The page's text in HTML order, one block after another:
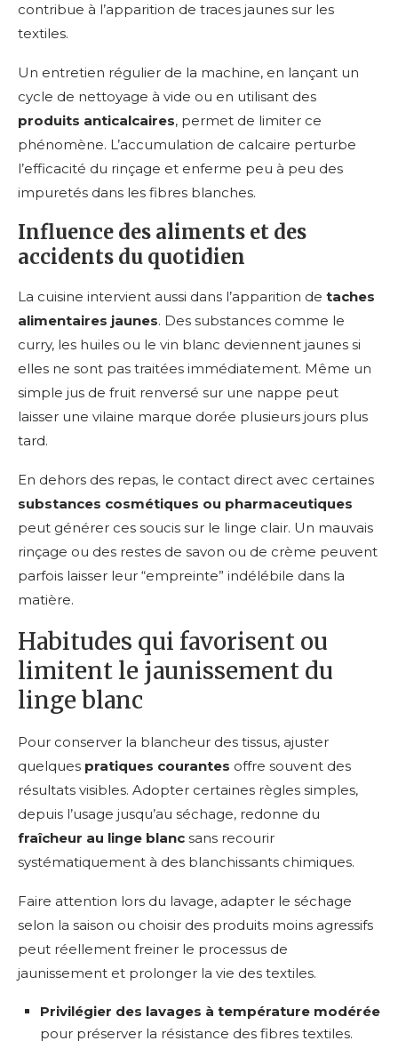
contribue à l’apparition de traces jaunes sur les
textiles.
Un entretien régulier de la machine, en lançant un
cycle de nettoyage à vide ou en utilisant des
produits anticalcaires, permet de limiter ce
phénomène. L’accumulation de calcaire perturbe
l’efficacité du rinçage et enferme peu à peu des
impuretés dans les fibres blanches.
Influence des aliments et des
accidents du quotidien
La cuisine intervient aussi dans l’apparition de taches
alimentaires jaunes. Des substances comme le
curry, les huiles ou le vin blanc deviennent jaunes si
elles ne sont pas traitées immédiatement. Même un
simple jus de fruit renversé sur une nappe peut
laisser une vilaine marque dorée plusieurs jours plus
tard.
En dehors des repas, le contact direct avec certaines
substances cosmétiques ou pharmaceutiques
peut générer ces soucis sur le linge clair. Un mauvais
rinçage ou des restes de savon ou de crème peuvent
parfois laisser leur “empreinte” indélébile dans la
matière.
Habitudes qui favorisent ou
limitent le jaunissement du
linge blanc
Pour conserver la blancheur des tissus, ajuster
quelques pratiques courantes offre souvent des
résultats visibles. Adopter certaines règles simples,
depuis l’usage jusqu’au séchage, redonne du
fraîcheur au linge blanc sans recourir
systématiquement à des blanchissants chimiques.
Faire attention lors du lavage, adapter le séchage
selon la saison ou choisir des produits moins agressifs
peut réellement freiner le processus de
jaunissement et prolonger la vie des textiles.
Privilégier des lavages à température modérée
pour préserver la résistance des fibres textiles.